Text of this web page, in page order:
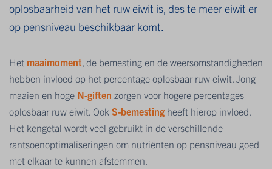
oplosbaarheid van het ruw eiwit is, des te meer eiwit er
op pensniveau beschikbaar komt.
Het maaimoment , de bemesting en de weersomstandigheden
hebben invloed op het percentage oplosbaar ruw eiwit. Jong
maaien en hoge N-giften zorgen voor hogere percentages
oplosbaar ruw eiwit. Ook S-bemesting heeft hierop invloed.
Het kengetal wordt veel gebruikt in de verschillende
rantsoenoptimaliseringen om nutriënten op pensniveau goed
met elkaar te kunnen afstemmen.